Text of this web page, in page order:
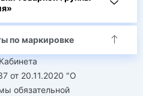
по маркировке
от 20.11.2020 "О
обязательной